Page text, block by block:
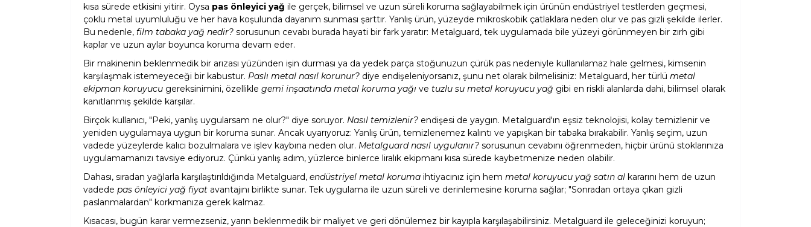
kısa sürede etkisini yitirir. Oysa pas önleyici yağ ile gerçek, bilimsel ve uzun süreli koruma sağlayabilmek için ürünün endüstriyel testlerden geçmesi,
çoklu metal uyumluluğu ve her hava koşulunda dayanım sunması şarttır. Yanlış ürün, yüzeyde mikroskobik çatlaklara neden olur ve pas gizli şekilde ilerler.
Bu nedenle, film tabaka yağ nedir? sorusunun cevabı burada hayati bir fark yaratır: Metalguard, tek uygulamada bile yüzeyi görünmeyen bir zırh gibi
kaplar ve uzun aylar boyunca koruma devam eder.
Bir makinenin beklenmedik bir arızası yüzünden işin durması ya da yedek parça stoğunuzun çürük pas nedeniyle kullanılamaz hale gelmesi, kimsenin
karşılaşmak istemeyeceği bir kabustur. Paslı metal nasıl korunur? diye endişeleniyorsanız, şunu net olarak bilmelisiniz: Metalguard, her türlü metal
ekipman koruyucu gereksinimini, özellikle gemi inşaatında metal koruma yağı ve tuzlu su metal koruyucu yağ gibi en riskli alanlarda dahi, bilimsel olarak
kanıtlanmış şekilde karşılar.
Birçok kullanıcı, "Peki, yanlış uygularsam ne olur?" diye soruyor. Nasıl temizlenir? endişesi de yaygın. Metalguard'ın eşsiz teknolojisi, kolay temizlenir ve
yeniden uygulamaya uygun bir koruma sunar. Ancak uyarıyoruz: Yanlış ürün, temizlenemez kalıntı ve yapışkan bir tabaka bırakabilir. Yanlış seçim, uzun
vadede yüzeylerde kalıcı bozulmalara ve işlev kaybına neden olur. Metalguard nasıl uygulanır? sorusunun cevabını öğrenmeden, hiçbir ürünü stoklarınıza
uygulamamanızı tavsiye ediyoruz. Çünkü yanlış adım, yüzlerce binlerce liralık ekipmanı kısa sürede kaybetmenize neden olabilir.
Dahası, sıradan yağlarla karşılaştırıldığında Metalguard, endüstriyel metal koruma ihtiyacınız için hem metal koruyucu yağ satın al kararını hem de uzun
vadede pas önleyici yağ fiyat avantajını birlikte sunar. Tek uygulama ile uzun süreli ve derinlemesine koruma sağlar; "Sonradan ortaya çıkan gizli
paslanmalardan" korkmanıza gerek kalmaz.
Kısacası, bugün karar vermezseniz, yarın beklenmedik bir maliyet ve geri dönülemez bir kayıpla karşılaşabilirsiniz. Metalguard ile geleceğinizi koruyun;